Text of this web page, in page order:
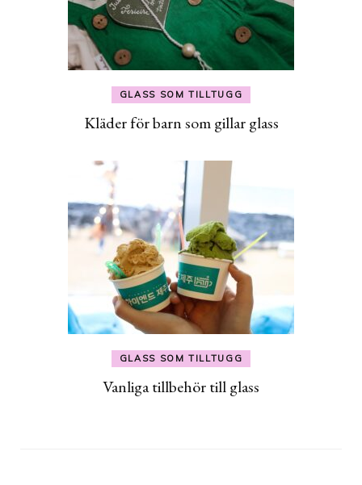
GLASS SOM TILLTUGG
Kläder för barn som gillar glass
GLASS SOM TILLTUGG
Vanliga tillbehör till glass